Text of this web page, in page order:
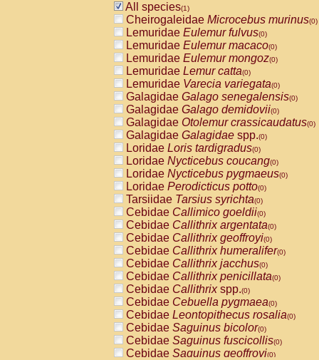
All species(1)
Cheirogaleidae Microcebus murinus(0)
Lemuridae Eulemur fulvus(0)
Lemuridae Eulemur macaco(0)
Lemuridae Eulemur mongoz(0)
Lemuridae Lemur catta(0)
Lemuridae Varecia variegata(0)
Galagidae Galago senegalensis(0)
Galagidae Galago demidovii(0)
Galagidae Otolemur crassicaudatus(0)
Galagidae Galagidae spp.(0)
Loridae Loris tardigradus(0)
Loridae Nycticebus coucang(0)
Loridae Nycticebus pygmaeus(0)
Loridae Perodicticus potto(0)
Tarsiidae Tarsius syrichta(0)
Cebidae Callimico goeldii(0)
Cebidae Callithrix argentata(0)
Cebidae Callithrix geoffroyi(0)
Cebidae Callithrix humeralifer(0)
Cebidae Callithrix jacchus(0)
Cebidae Callithrix penicillata(0)
Cebidae Callithrixspp.(0)
Cebidae Cebuella pygmaea(0)
Cebidae Leontopithecus rosalia(0)
Cebidae Saguinus bicolor(0)
Cebidae Saguinus fuscicollis(0)
Cebidae Saguinus geoffroyi(0)